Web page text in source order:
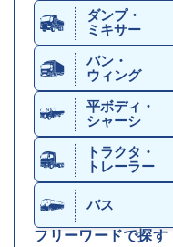
ダンプ・
ミキサー
バン・
ウィング
平ボディ・
シャーシ
トラクタ・
トレーラー
バス
フリーワードで探す